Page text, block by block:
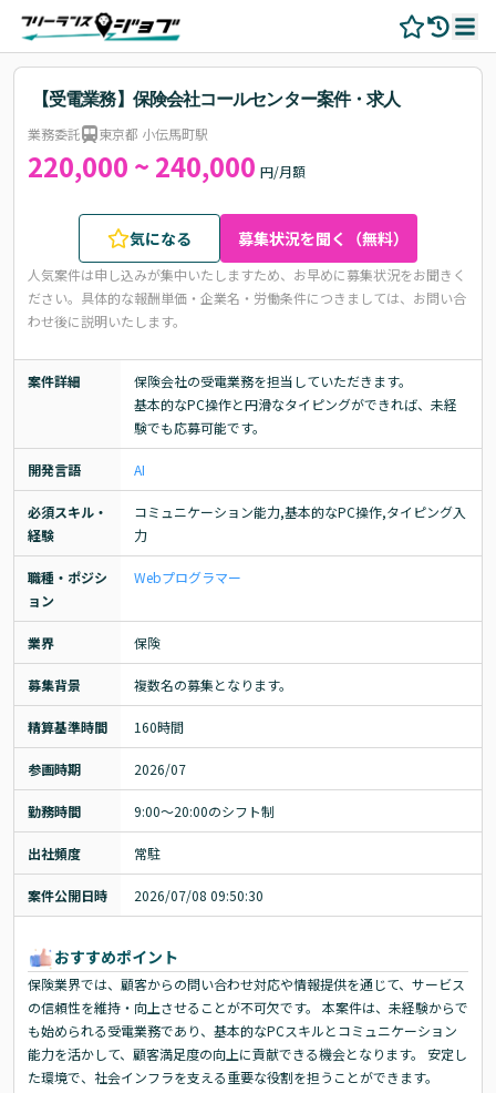
【受電業務】保険会社コールセンター案件・求人
業務委託 東京都 小伝馬町駅
220,000 ~ 240,000 円/月額
気になる 募集状況を聞く（無料）
人気案件は申し込みが集中いたしますため、お早めに募集状況をお聞きく
ださい。 具体的な報酬単価・企業名・労働条件につきましては、お問い合
わせ後に説明いたします。
案件詳細
保険会社の受電業務を担当していただきます。
基本的なPC操作と円滑なタイピングができれば、未経
験でも応募可能です。
開発言語 AI
必須スキル・
経験
コミュニケーション能力,基本的なPC操作,タイピング入
力
職種・ポジシ
ョン
Webプログラマー
業界 保険
募集背景 複数名の募集となります。
精算基準時間 160時間
参画時期 2026/07
勤務時間 9:00〜20:00のシフト制
出社頻度 常駐
案件公開日時 2026/07/08 09:50:30
おすすめポイント
保険業界では、顧客からの問い合わせ対応や情報提供を通じて、サービス
の信頼性を維持・向上させることが不可欠です。 本案件は、未経験からで
も始められる受電業務であり、基本的なPCスキルとコミュニケーション
能力を活かして、顧客満足度の向上に貢献できる機会となります。 安定し
た環境で、社会インフラを支える重要な役割を担うことができます。